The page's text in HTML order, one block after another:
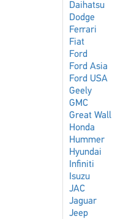
Daihatsu
Dodge
Ferrari
Fiat
Ford
Ford Asia
Ford USA
Geely
GMC
Great Wall
Honda
Hummer
Hyundai
Infiniti
Isuzu
JAC
Jaguar
Jeep